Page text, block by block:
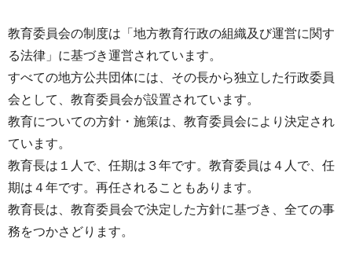
教育委員会の制度は「地方教育行政の組織及び運営に関す
る法律」に基づき運営されています。
すべての地方公共団体には、その長から独立した行政委員
会として、教育委員会が設置されています。
教育についての方針・施策は、教育委員会により決定され
ています。
教育長は１人で、任期は３年です。教育委員は４人で、任
期は４年です。再任されることもあります。
教育長は、教育委員会で決定した方針に基づき、全ての事
務をつかさどります。